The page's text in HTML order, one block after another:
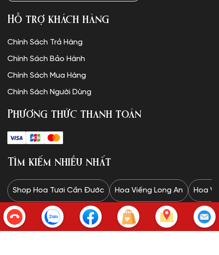
Hỗ trợ khách hàng
Chính Sách Trả Hàng
Chính Sách Bảo Hành
Chính Sách Mua Hàng
Chính Sách Người Dùng
Phương thức thanh toán
Tìm kiếm nhiều nhất
Shop Hoa Tươi Cần Đước Hoa Viếng Long An Hoa